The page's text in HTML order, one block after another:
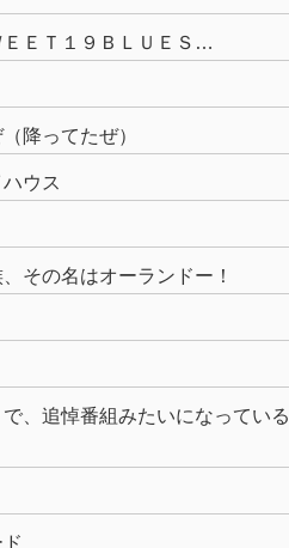
ＥＥＴ１９ＢＬＵＥＳ…
降ってたぜ）
ウス
その名はオーランドー！
、追悼番組みたいになっている